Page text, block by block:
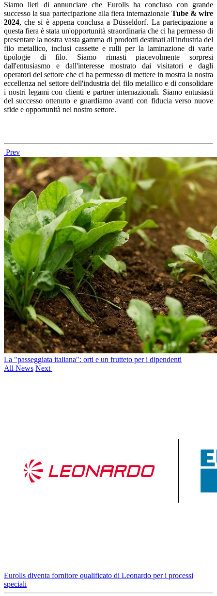
Siamo lieti di annunciare che Eurolls ha concluso con grande
successo la sua partecipazione alla fiera internazionale Tube & wire
2024, che si è appena conclusa a Düsseldorf. La partecipazione a
questa fiera è stata un'opportunità straordinaria che ci ha permesso di
presentare la nostra vasta gamma di prodotti destinati all'industria del
filo metallico, inclusi cassette e rulli per la laminazione di varie
tipologie di filo. Siamo rimasti piacevolmente sorpresi
dall'entusiasmo e dall'interesse mostrato dai visitatori e dagli
operatori del settore che ci ha permesso di mettere in mostra la nostra
eccellenza nel settore dell'industria del filo metallico e di consolidare
i nostri legami con clienti e partner internazionali. Siamo entusiasti
del successo ottenuto e guardiamo avanti con fiducia verso nuove
sfide e opportunità nel nostro settore.
Prev
La "passeggiata italiana": orti e un frutteto per i dipendenti
All News Next
Eurolls diventa fornitore qualificato di Leonardo per i processi
speciali